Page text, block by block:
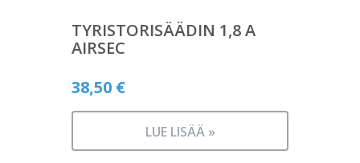
TYRISTORISÄÄDIN 1,8 A
AIRSEC
38,50 €
LUE LISÄÄ »